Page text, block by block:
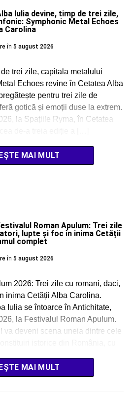
Iulia devine, timp de trei zile,
Symphonic Metal Echoes
Carolina
în 5 august 2026
trei zile, capitala metalului
Echoes revine în Cetatea Alba
pentru trei zile de
gotică și emoții duse la extrem.
la Spațiile Ryma, în Cetatea
MAI MULT
Roman Apulum: Trei zile
lupte și foc în inima Cetății
complet
în 5 august 2026
2026: Trei zile cu romani, daci,
inima Cetății Alba Carolina.
Iulia se întoarce în Antichitate,
la Festivalul Roman Apulum.
va deveni scena uneia dintre cele
MAI MULT